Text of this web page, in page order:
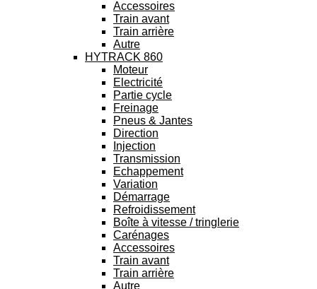
Accessoires
Train avant
Train arrière
Autre
HYTRACK 860
Moteur
Electricité
Partie cycle
Freinage
Pneus & Jantes
Direction
Injection
Transmission
Echappement
Variation
Démarrage
Refroidissement
Boîte à vitesse / tringlerie
Carénages
Accessoires
Train avant
Train arrière
Autre